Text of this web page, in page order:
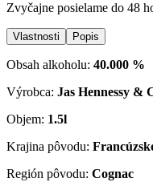
Zvyčajne posielame do 48
Vlastnosti Popis
Obsah alkoholu: 40.000 %
Výrobca: Jas Hennessy &
Objem: 1.5l
Krajina pôvodu:
Región pôvodu: Cognac